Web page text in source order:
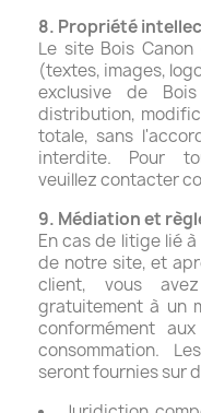
8. Propriété
Le site Bois
(textes, images,
exclusive de
distribution,
totale, sans
interdite. Pour
veuillez contacter
9. Médiation et
En cas de litige lié
de notre site, et
client, vous
gratuitement à un
conformément
consommation.
seront fournies sur